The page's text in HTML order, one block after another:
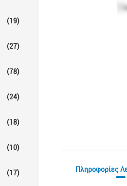
(19)
(27)
(78)
(24)
(18)
(10)
(17) Πληροφορίες